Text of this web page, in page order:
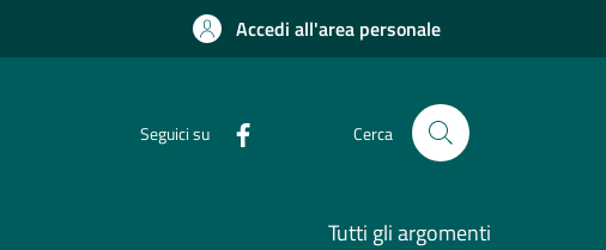
Accedi all'area personale
Seguici su Cerca
Tutti gli argomenti